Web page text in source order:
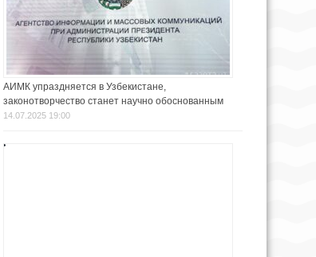
АИМК упраздняется в Узбекистане,
законотворчество станет научно обоснованным
14.07.2025 19:00